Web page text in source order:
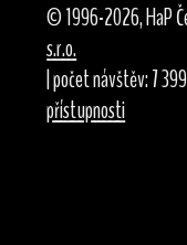
© 1996-2026, HaP
s.r.o.
| počet návštěv: 7
přístupnosti